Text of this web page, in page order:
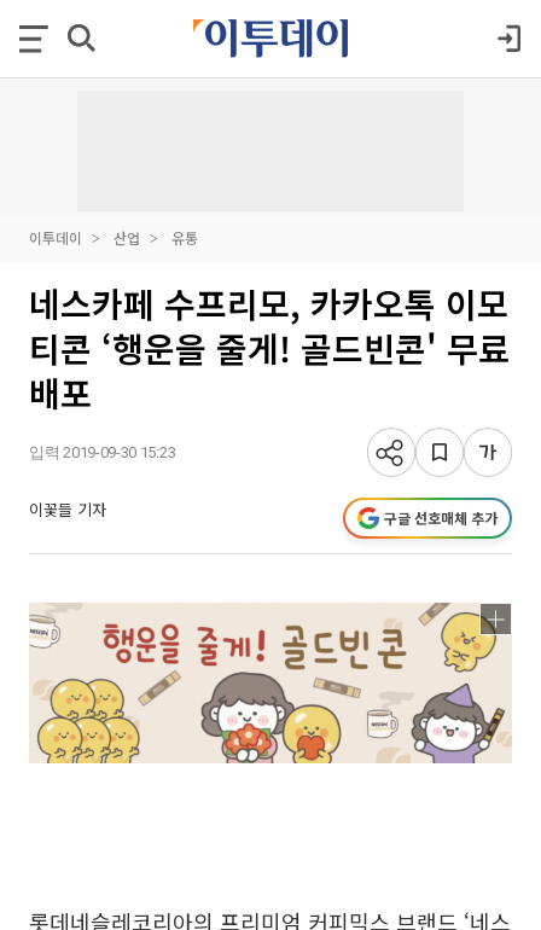
이투데이 산업 유통
네스카페 수프리모, 카카오톡 이모
티콘 ‘행운을 줄게! 골드빈콘' 무료
배포
입력 2019-09-30 15:23
이꽃들 기자 구글 선호매체 추가
롯데네슬레코리아의 프리미엄 커피믹스 브랜드 ‘네스